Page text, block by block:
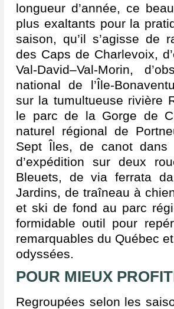
longueur d’année, ce
plus exaltants pour la
saison, qu’il s’agisse de
des Caps de Charlevoix,
Val-David–Val-Morin,
national de l’Île-
sur la tumultueuse rivière
le parc de la Gorge de
naturel régional de
Sept Îles, de canot
d’expédition sur deux
Bleuets, de via ferrata
Jardins, de traîneau à
et ski de fond au parc
formidable outil pour
remarquables du Québec
odyssées.
POUR MIEUX
Regroupées selon les